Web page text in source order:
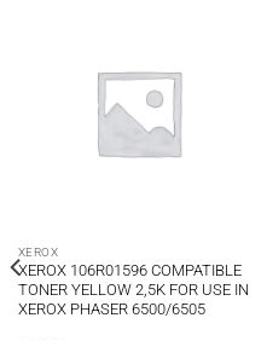
XEROX
XEROX 106R01596 COMPATIBLE
TONER YELLOW 2,5K FOR USE IN
XEROX PHASER 6500/6505